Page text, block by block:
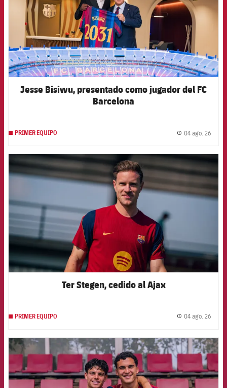
Jesse Bisiwu, presentado como jugador del FC
Barcelona
PRIMER EQUIPO 04 ago. 26
FCB Barcelona badge
Ter Stegen, cedido al Ajax
PRIMER EQUIPO 04 ago. 26
FCB Barcelona badge